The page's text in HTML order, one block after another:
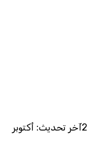
آخر تحديث: أكتوبر